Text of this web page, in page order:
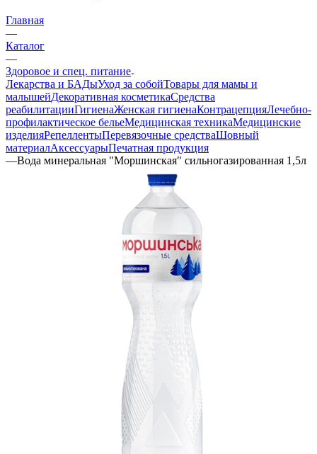
Главная
—
Каталог
—
Здоровое и спец. питание
Лекарства и БАДыУход за собойТовары для мамы и
малышейДекоративная косметикаСредства
реабилитацииГигиенаЖенская гигиенаКонтрацепцияЛечебно-
профилактическое бельеМедицинская техникаМедицинские
изделияРепеллентыПеревязочные средстваШовный
материалАксессуарыПечатная продукция
—Вода минеральная "Моршинская" сильногазированная 1,5л